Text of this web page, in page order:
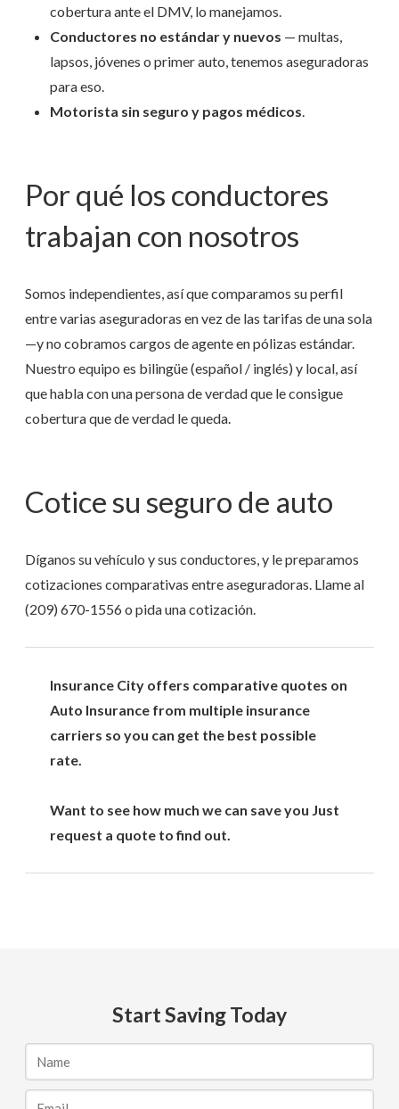
cobertura ante el DMV, lo manejamos.
Conductores no estándar y nuevos — multas,
lapsos, jóvenes o primer auto, tenemos aseguradoras
para eso.
Motorista sin seguro y pagos médicos.
Por qué los conductores
trabajan con nosotros
Somos independientes, así que comparamos su perfil
entre varias aseguradoras en vez de las tarifas de una sola
—y no cobramos cargos de agente en pólizas estándar.
Nuestro equipo es bilingüe (español / inglés) y local, así
que habla con una persona de verdad que le consigue
cobertura que de verdad le queda.
Cotice su seguro de auto
Díganos su vehículo y sus conductores, y le preparamos
cotizaciones comparativas entre aseguradoras. Llame al
(209) 670-1556o pida una cotización.
Insurance City offers comparative quotes on
Auto Insurance from multiple insurance
carriers so you can get the best possible
rate.
Want to see how much we can save you Just
request a quote to find out.
Start Saving Today